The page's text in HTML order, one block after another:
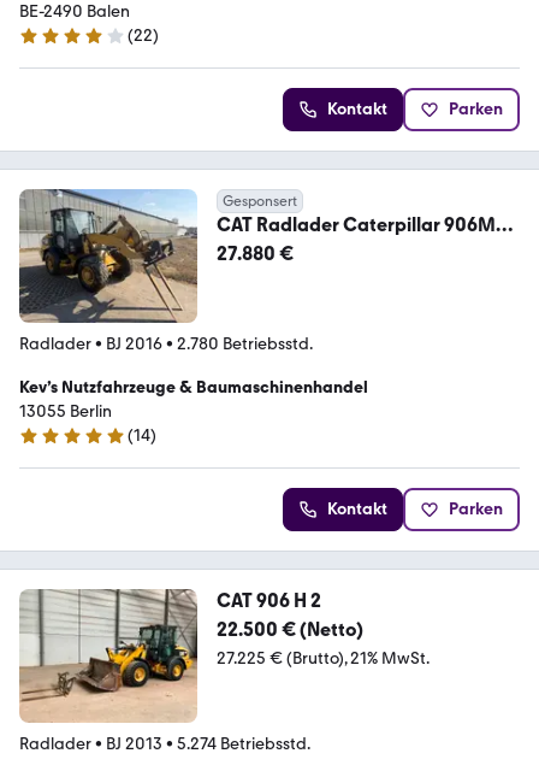
BE-2490 Balen
4.2 Sterne
(22)
Kontakt Parken
Gesponsert
CAT Radlader Caterpillar 906M
907 808
27.880 €
Radlader• BJ 2016• 2.780 Betriebsstd.
Kev’s Nutzfahrzeuge & Baumaschinenhandel
13055 Berlin
5 Sterne
(14)
Kontakt Parken
CAT 906 H 2
22.500 € (Netto)
27.225 € (Brutto) 21% MwSt.
Radlader• BJ 2013 • 5.274 Betriebsstd.